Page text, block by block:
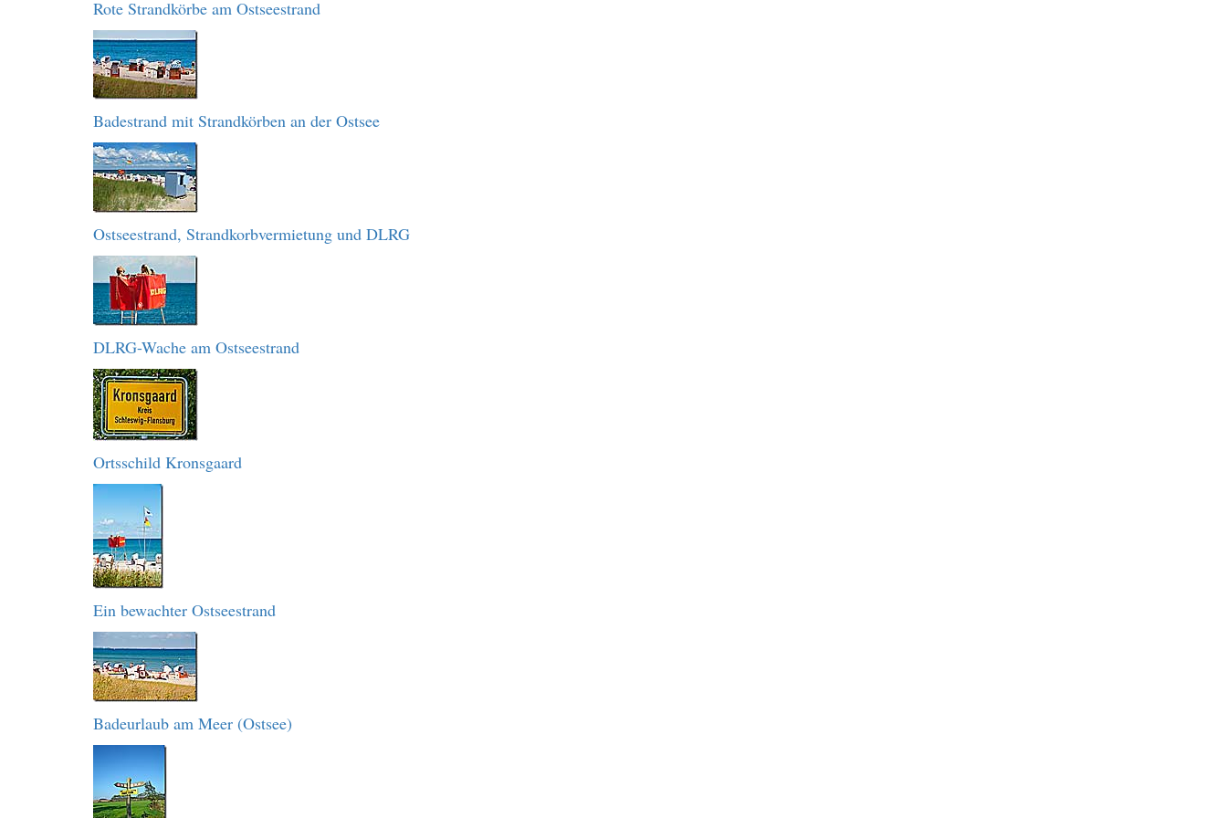
Rote Strandkörbe am Ostseestrand
Badestrand mit Strandkörben an der Ostsee
Ostseestrand, Strandkorbvermietung und DLRG
DLRG-Wache am Ostseestrand
Ortsschild Kronsgaard
Ein bewachter Ostseestrand
Badeurlaub am Meer (Ostsee)